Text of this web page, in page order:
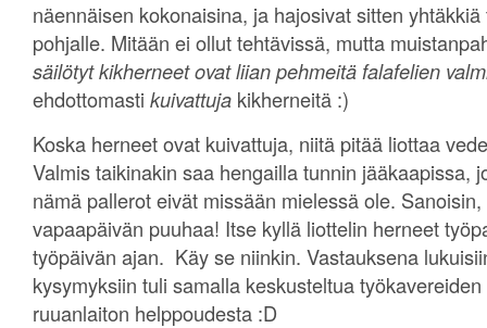
näennäisen kokonaisina, ja hajosivat sitten
pohjalle. Mitään ei ollut tehtävissä, mutta
säilötyt kikherneet ovat liian pehmeitä falafelien
ehdottomasti kuivattuja kikherneitä :)
Koska herneet ovat kuivattuja, niitä pitää liottaa
Valmis taikinakin saa hengailla tunnin jääkaapissa,
nämä pallerot eivät missään mielessä ole.
vapaapäivän puuhaa! Itse kyllä liottelin herneet
työpäivän ajan. Käy se niinkin. Vastauksena
kysymyksiin tuli samalla keskusteltua
ruuanlaiton helppoudesta :D